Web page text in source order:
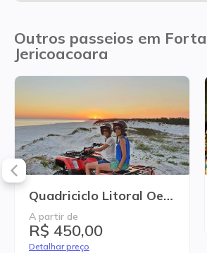
Outros passeios em
Jericoacoara
Quadriciclo Litoral Oeste de Jericoacoara
A partir de
R$ 450,00
Detalhar preço